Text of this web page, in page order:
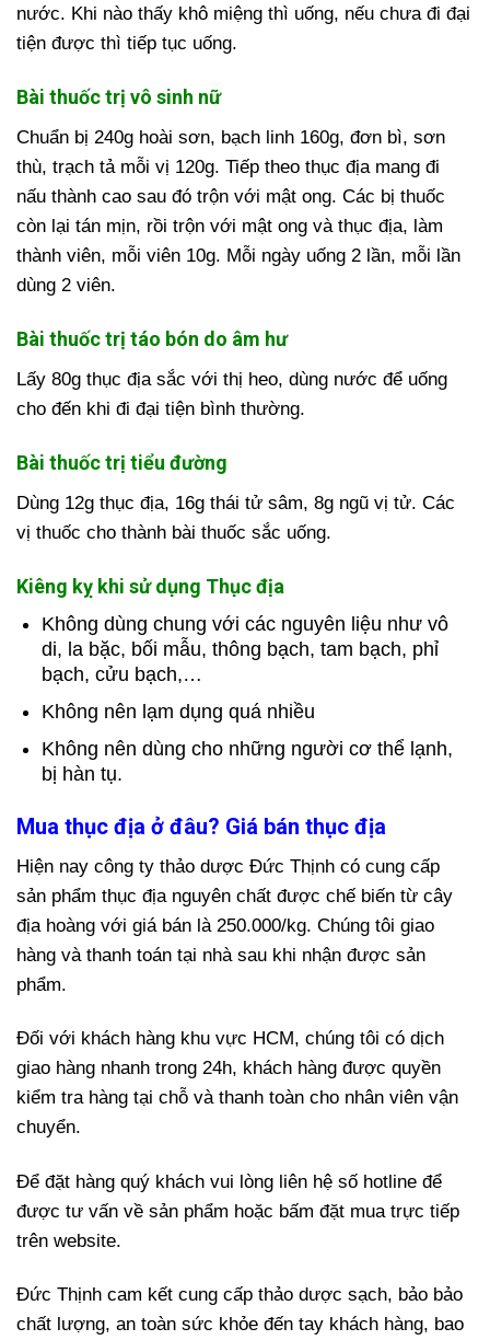
nước. Khi nào thấy khô miệng thì uống, nếu chưa đi đại
tiện được thì tiếp tục uống.
Bài thuốc trị vô sinh nữ
Chuẩn bị 240g hoài sơn, bạch linh 160g, đơn bì, sơn
thù, trạch tả mỗi vị 120g. Tiếp theo thục địa mang đi
nấu thành cao sau đó trộn với mật ong. Các bị thuốc
còn lại tán mịn, rồi trộn với mật ong và thục địa, làm
thành viên, mỗi viên 10g. Mỗi ngày uống 2 lần, mỗi lần
dùng 2 viên.
Bài thuốc trị táo bón do âm hư
Lấy 80g thục địa sắc với thị heo, dùng nước để uống
cho đến khi đi đại tiện bình thường.
Bài thuốc trị tiểu đường
Dùng 12g thục địa, 16g thái tử sâm, 8g ngũ vị tử. Các
vị thuốc cho thành bài thuốc sắc uống.
Kiêng kỵ khi sử dụng Thục địa
Không dùng chung với các nguyên liệu như vô
di, la bặc, bối mẫu, thông bạch, tam bạch, phỉ
bạch, cửu bạch,…
Không nên lạm dụng quá nhiều
Không nên dùng cho những người cơ thể lạnh,
bị hàn tụ.
Mua thục địa ở đâu? Giá bán thục địa
Hiện nay công ty thảo dược Đức Thịnh có cung cấp
sản phẩm thục địa nguyên chất được chế biến từ cây
địa hoàng với giá bán là 250.000/kg. Chúng tôi giao
hàng và thanh toán tại nhà sau khi nhận được sản
phẩm.
Đối với khách hàng khu vực HCM, chúng tôi có dịch
giao hàng nhanh trong 24h, khách hàng được quyền
kiểm tra hàng tại chỗ và thanh toàn cho nhân viên vận
chuyển.
Để đặt hàng quý khách vui lòng liên hệ số hotline để
được tư vấn về sản phẩm hoặc bấm đặt mua trực tiếp
trên website.
Đức Thịnh cam kết cung cấp thảo dược sạch, bảo bảo
chất lượng, an toàn sức khỏe đến tay khách hàng, bao